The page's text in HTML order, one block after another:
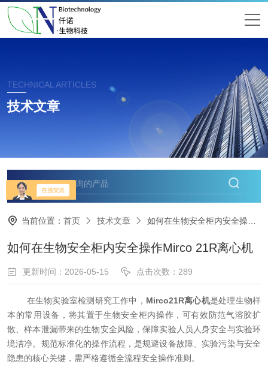
TECHNICAL ARTICLES
技术文章
当前位置： 首页 技术文章 如何在生物安全柜内安全操作Mirco 21R离心机
如何在生物安全柜内安全操作Mirco 21R离心机
更新时间：2026-05-15 点击次数：289
在生物实验室检测研究工作中， Mirco21R离心机是处理生物样
本的常用设备，将其置于生物安全柜内操作，可有效防范气溶胶扩
散、样本泄漏带来的生物安全风险，保障实验人员人身安全与实验环
境洁净。规范标准化的操作流程，是规避设备故障、实验污染与安全
隐患的核心关键，需严格遵循全流程安全操作准则。